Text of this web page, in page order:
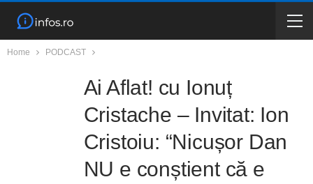
Home PODCAST
Ai Aflat! cu Ionuț
Cristache – Invitat: Ion
Cristoiu: “Nicușor Dan
NU e conștient că e